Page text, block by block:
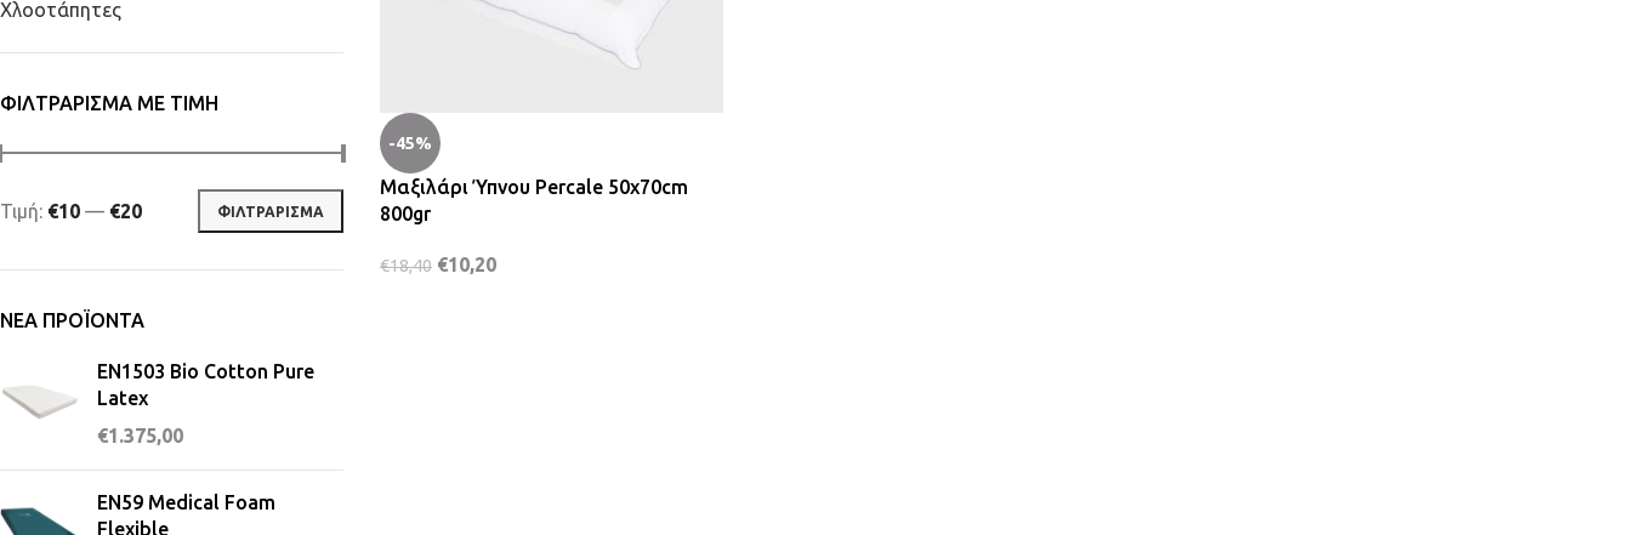
Χλοοτάπητες
ΦΙΛΤΡΆΡΙΣΜΑ ΜΕ ΤΙΜΉ
ΦΙΛΤΡΆΡΙΣΜΑ
Τιμή: €10 — €20
ΝΈΑ ΠΡΟΪΌΝΤΑ
EN1503 Bio Cotton Pure
Latex
€1.375,00
EN59 Medical Foam
Flexible
-45%
Μαξιλάρι Ύπνου Percale 50x70cm
800gr
€18,40 €10,20